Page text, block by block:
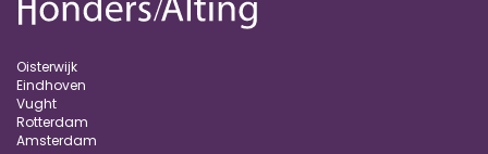
Oisterwijk
Eindhoven
Vught
Rotterdam
Amsterdam